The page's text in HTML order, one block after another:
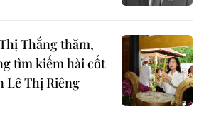
Thắng thăm,
tìm kiếm hài cốt
Lê Thị Riêng